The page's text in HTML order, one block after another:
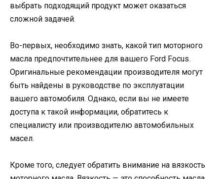
выбрать подходящий продукт может оказаться
сложной задачей.
Во-первых, необходимо знать, какой тип моторного
масла предпочтительнее для вашего Ford Focus.
Оригинальные рекомендации производителя могут
быть найдены в руководстве по эксплуатации
вашего автомобиля. Однако, если вы не имеете
доступа к такой информации, обратитесь к
специалисту или производителю автомобильных
масел.
Кроме того, следует обратить внимание на вязкость